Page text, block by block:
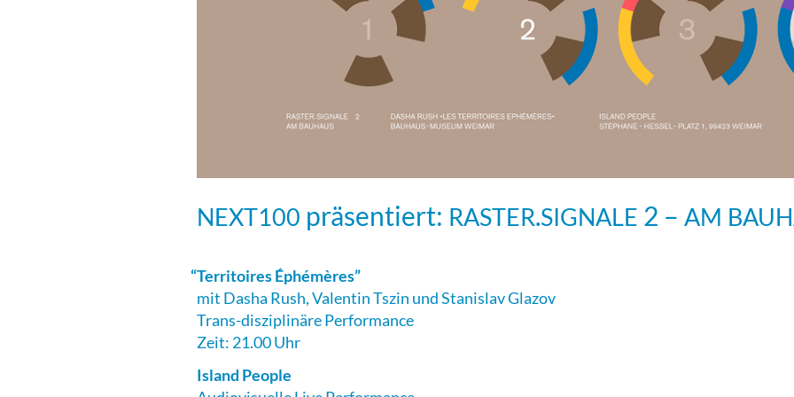
NEXT100 präsentiert: RASTER.SIGNALE 2 – AM
“Territoires Éphémères”
mit Dasha Rush, Valentin Tszin und Stanislav Glazov
Trans-disziplinäre Performance
Zeit: 21.00 Uhr
Island People